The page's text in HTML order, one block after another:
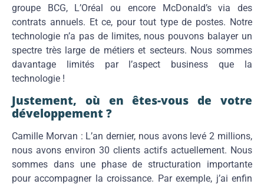
groupe BCG, L’Oréal ou encore McDonald’s via des
contrats annuels. Et ce, pour tout type de postes. Notre
technologie n’a pas de limites, nous pouvons balayer un
spectre très large de métiers et secteurs. Nous sommes
davantage limités par l’aspect business que la
technologie !
Justement, où en êtes-vous de votre
développement ?
Camille Morvan : L’an dernier, nous avons levé 2 millions,
nous avons environ 30 clients actifs actuellement. Nous
sommes dans une phase de structuration importante
pour accompagner la croissance. Par exemple, j’ai enfin